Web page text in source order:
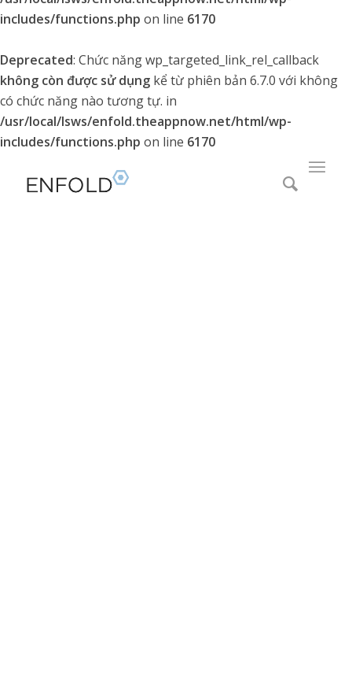
includes/functions.php on line 6170
Deprecated: Chức năng wp_targeted_link_rel_callback
không còn được sử dụng kể từ phiên bản 6.7.0 với không
có chức năng nào tương tự. in
/usr/local/lsws/enfold.theappnow.net/html/wp-
includes/functions.php on line 6170